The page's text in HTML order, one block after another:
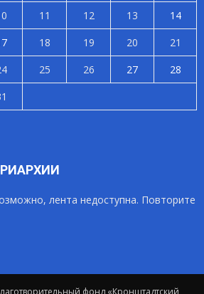
11 12 13
14
18 19 20
21
25 26 27
28
лента недоступна. Повторите
фонд «Кронштадтский